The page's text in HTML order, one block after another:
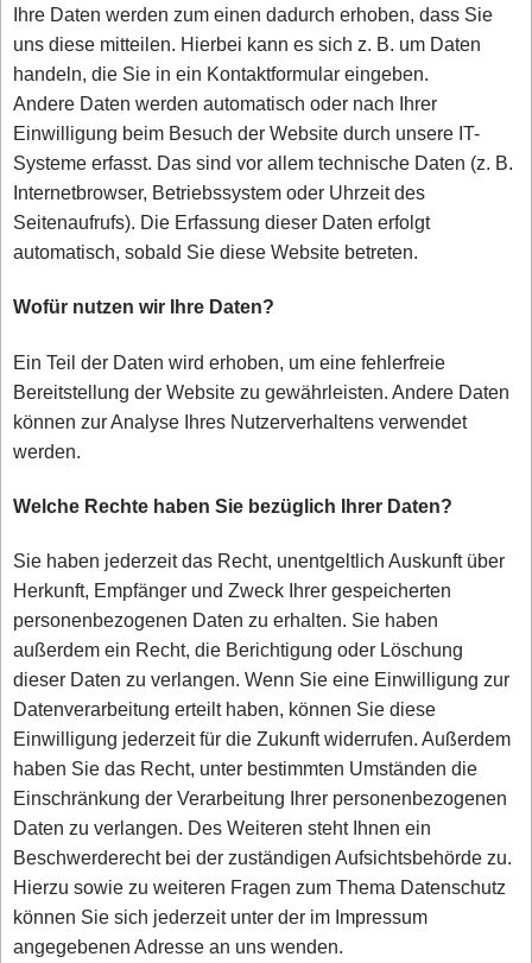
Ihre Daten werden zum einen dadurch erhoben, dass Sie
uns diese mitteilen. Hierbei kann es sich z. B. um Daten
handeln, die Sie in ein Kontaktformular eingeben.
Andere Daten werden automatisch oder nach Ihrer
Einwilligung beim Besuch der Website durch unsere IT-
Systeme erfasst. Das sind vor allem technische Daten (z. B.
Internetbrowser, Betriebssystem oder Uhrzeit des
Seitenaufrufs). Die Erfassung dieser Daten erfolgt
automatisch, sobald Sie diese Website betreten.
Wofür nutzen wir Ihre Daten?
Ein Teil der Daten wird erhoben, um eine fehlerfreie
Bereitstellung der Website zu gewährleisten. Andere Daten
können zur Analyse Ihres Nutzerverhaltens verwendet
werden.
Welche Rechte haben Sie bezüglich Ihrer Daten?
Sie haben jederzeit das Recht, unentgeltlich Auskunft über
Herkunft, Empfänger und Zweck Ihrer gespeicherten
personenbezogenen Daten zu erhalten. Sie haben
außerdem ein Recht, die Berichtigung oder Löschung
dieser Daten zu verlangen. Wenn Sie eine Einwilligung zur
Datenverarbeitung erteilt haben, können Sie diese
Einwilligung jederzeit für die Zukunft widerrufen. Außerdem
haben Sie das Recht, unter bestimmten Umständen die
Einschränkung der Verarbeitung Ihrer personenbezogenen
Daten zu verlangen. Des Weiteren steht Ihnen ein
Beschwerderecht bei der zuständigen Aufsichtsbehörde zu.
Hierzu sowie zu weiteren Fragen zum Thema Datenschutz
können Sie sich jederzeit unter der im Impressum
angegebenen Adresse an uns wenden.